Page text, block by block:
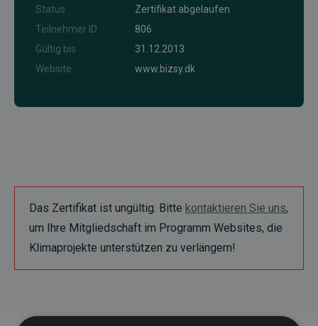
Status
Zertifikat abgelaufen
Teilnehmer ID
806
Gültig bis
31.12.2013
Website
www.bizsy.dk
Das Zertifikat ist ungültig. Bitte kontaktieren Sie uns,
um Ihre Mitgliedschaft im Programm Websites, die
Klimaprojekte unterstützen zu verlängern!